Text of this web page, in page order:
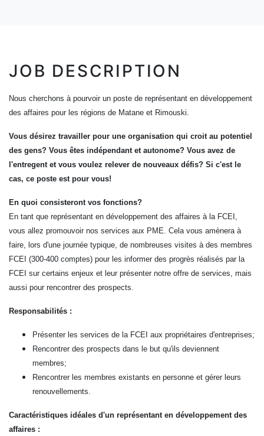
JOB DESCRIPTION
Nous cherchons à pourvoir un poste de représentant en développement
des affaires pour les régions de Matane et Rimouski.
Vous désirez travailler pour une organisation qui croit au potentiel
des gens? Vous êtes indépendant et autonome? Vous avez de
l'entregent et vous voulez relever de nouveaux défis? Si c'est le
cas, ce poste est pour vous!
En quoi consisteront vos fonctions?
En tant que représentant en développement des affaires à la FCEI,
vous allez promouvoir nos services aux PME. Cela vous amènera à
faire, lors d'une journée typique, de nombreuses visites à des membres
FCEI (300-400 comptes) pour les informer des progrès réalisés par la
FCEI sur certains enjeux et leur présenter notre offre de services, mais
aussi pour rencontrer des prospects.
Responsabilités :
Présenter les services de la FCEI aux propriétaires d'entreprises;
Rencontrer des prospects dans le but qu'ils deviennent
membres;
Rencontrer les membres existants en personne et gérer leurs
renouvellements.
Caractéristiques idéales d'un représentant en développement des
affaires :